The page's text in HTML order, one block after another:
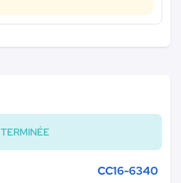
TERMINÉE
CC16-6340